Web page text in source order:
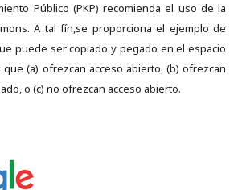
Público (PKP) recomienda el uso de la
A tal fín,se proporciona el ejemplo de
puede ser copiado y pegado en el espacio
(a) ofrezcan acceso abierto, (b) ofrezcan
o (c) no ofrezcan acceso abierto.